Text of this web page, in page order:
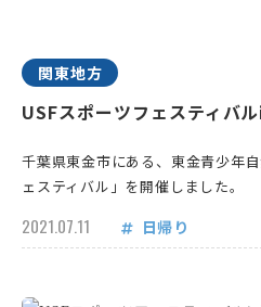
関東地方
USFスポーツフェスティバ
千葉県東金市にある、東金青少年
ェスティバル」を開催しました。
2021.07.11 日帰り